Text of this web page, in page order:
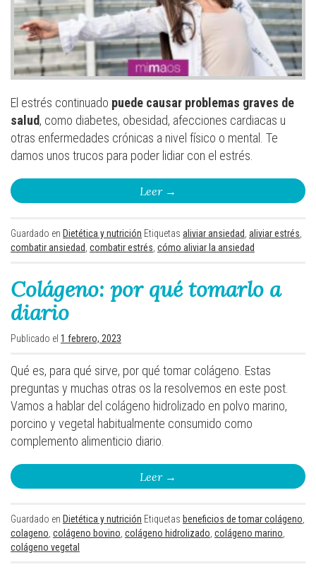
El estrés continuado puede causar problemas graves de
salud, como diabetes, obesidad, afecciones cardiacas u
otras enfermedades crónicas a nivel físico o mental. Te
damos unos trucos para poder lidiar con el estrés.
Leer →
Guardado en Dietética y nutrición Etiquetas aliviar ansiedad aliviar estrés
combatir ansiedad combatir estrés cómo aliviar la ansiedad
Colágeno: por qué tomarlo a
diario
Publicado el 1 febrero, 2023
Qué es, para qué sirve, por qué tomar colágeno. Estas
preguntas y muchas otras os la resolvemos en este post.
Vamos a hablar del colágeno hidrolizado en polvo marino,
porcino y vegetal habitualmente consumido como
complemento alimenticio diario.
Leer →
Guardado en Dietética y nutrición Etiquetas beneficios de tomar colágeno
colageno colágeno bovino colágeno hidrolizado colágeno marino
colágeno vegetal